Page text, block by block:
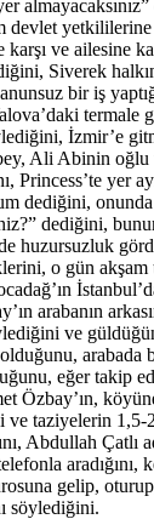
devlet
ve ailesine
Siverek
bir iş
termale
İzmir’e
Ali Abinin
yer
dediğini,
dediğini,
huzursuzluk
o gün akşam
arabanın
ve
arabada
eğer takip
Özbay’ın,
ve taziyelerin
Abdullah Çatlı
gelip,
söylediğini.